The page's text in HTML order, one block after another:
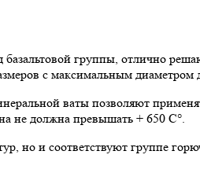
группы, отлично
с максимальным диаметром
ваты позволяют
не должна превышать + 650 C°.
и соответствуют группе